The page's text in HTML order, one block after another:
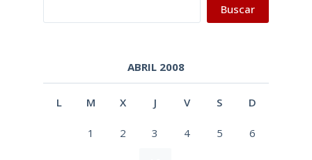
Buscar
ABRIL 2008
L M X J V S D
1 2 3 4 5 6